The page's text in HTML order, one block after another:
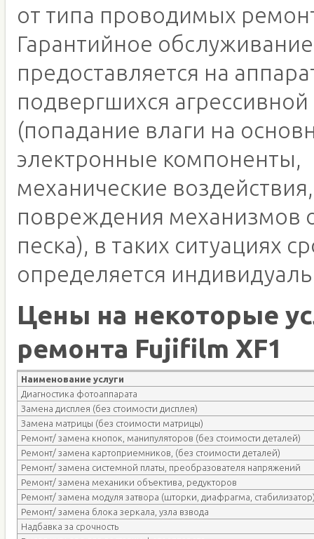
от типа проводимых
Гарантийное обслуживание
предоставляется на
подвергшихся
(попадание влаги на
электронные компоненты,
механические воздействия,
повреждения механизмов
песка), в таких ситуациях
определяется
Цены на некоторые
ремонта Fujifilm XF1
Наименование услуги
Диагностика фотоаппарата
Замена дисплея (без стоимости дисплея)
Замена матрицы (без стоимости матрицы)
Ремонт/ замена кнопок, манипуляторов (без стоимости деталей)
Ремонт/ замена картоприемников, (без стоимости деталей)
Ремонт/ замена системной платы, преобразователя напряжений
Ремонт/ замена механики объектива, редукторов
Ремонт/ замена модуля затвора (шторки, диафрагма,
Ремонт/ замена блока зеркала, узла взвода
Надбавка за срочность